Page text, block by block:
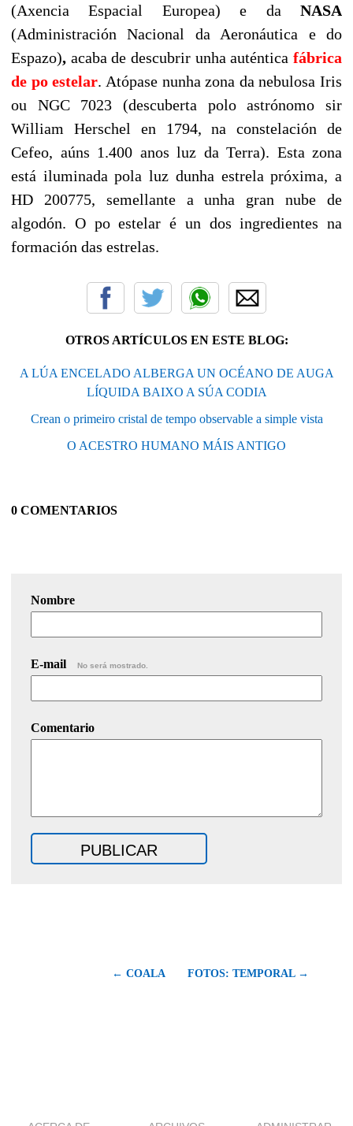
(Axencia Espacial Europea) e da NASA
(Administración Nacional da Aeronáutica e do
Espazo), acaba de descubrir unha auténtica fábrica
de po estelar. Atópase nunha zona da nebulosa Iris
ou NGC 7023 (descuberta polo astrónomo sir
William Herschel en 1794, na constelación de
Cefeo, aúns 1.400 anos luz da Terra). Esta zona
está iluminada pola luz dunha estrela próxima, a
HD 200775, semellante a unha gran nube de
algodón. O po estelar é un dos ingredientes na
formación das estrelas.
OTROS ARTÍCULOS EN ESTE BLOG:
A LÚA ENCELADO ALBERGA UN OCÉANO DE AUGA
LÍQUIDA BAIXO A SÚA CODIA
Crean o primeiro cristal de tempo observable a simple vista
O ACESTRO HUMANO MÁIS ANTIGO
0 COMENTARIOS
Nombre
E-mail No será mostrado.
Comentario
← COALA FOTOS: TEMPORAL →